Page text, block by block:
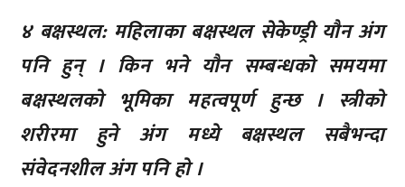
४ बक्षस्थल: महिलाका बक्षस्थल सेकेण्ड्री यौन अंग
पनि हुन् । किन भने यौन सम्बन्धको समयमा
बक्षस्थलको भूमिका महत्वपूर्ण हुन्छ । स्त्रीको
शरीरमा हुने अंग मध्ये बक्षस्थल सबैभन्दा
संवेदनशील अंग पनि हो ।